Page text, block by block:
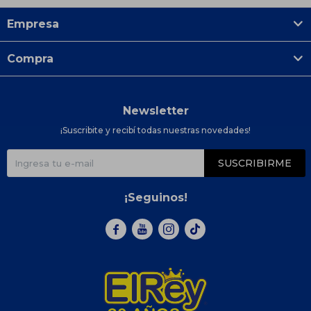
Empresa
Compra
Newsletter
¡Suscribite y recibí todas nuestras novedades!
SUSCRIBIRME
¡Seguinos!
  